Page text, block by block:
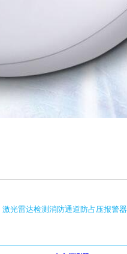
激光雷达检测消防通道防占压报警器